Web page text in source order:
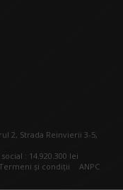
2, Strada Reinvierii 3-5,
: 14.920.300 lei
Termeni și condiții ANPC